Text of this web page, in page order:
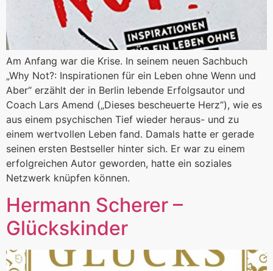
Am Anfang war die Krise. In seinem neuen Sachbuch
„Why Not?: Inspirationen für ein Leben ohne Wenn und
Aber“ erzählt der in Berlin lebende Erfolgsautor und
Coach Lars Amend („Dieses bescheuerte Herz“), wie es
aus einem psychischen Tief wieder heraus- und zu
einem wertvollen Leben fand. Damals hatte er gerade
seinen ersten Bestseller hinter sich. Er war zu einem
erfolgreichen Autor geworden, hatte ein soziales
Netzwerk knüpfen können.
Hermann Scherer –
Glückskinder